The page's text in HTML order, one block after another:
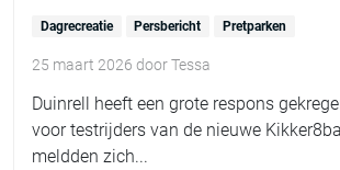
Dagrecreatie Persbericht Pretparken
25 maart 2026 doorTessa
Duinrell heeft een grote respons
voor testrijders van de nieuwe
meldden zich...